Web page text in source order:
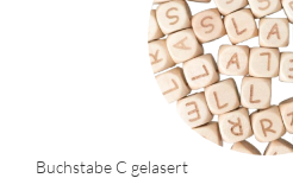
Buchstabe C gelasert